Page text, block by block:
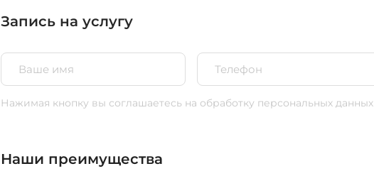
Запись на услугу
Нажимая кнопку вы соглашаетесь на обработку персональных данных
Наши преимущества